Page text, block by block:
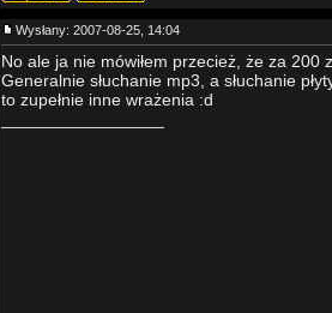
Wysłany: 2007-08-25, 14:04
No ale ja nie mówiłem przecież, że za 200
Generalnie słuchanie mp3, a słuchanie
to zupełnie inne wrażenia :d